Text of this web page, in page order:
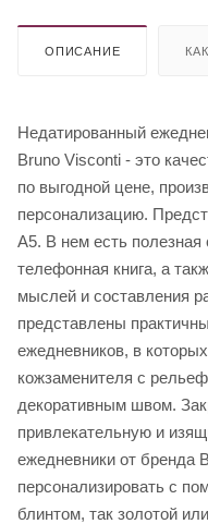
ОПИСАНИЕ
Недатированный
Bruno Visconti - это
по выгодной цене,
персонализацию.
А5. В нем есть
телефонная книга, а
мыслей и составления
представлены
ежедневников, в
кожзаменителя с
декоративным швом.
привлекательную и
ежедневники от бренда
персонализировать с
блинтом, так золотой